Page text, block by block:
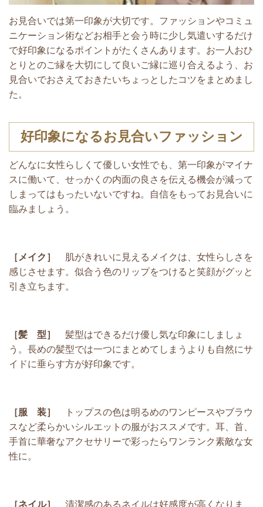
お見合いでは第一印象が大切です。ファッションやコミュ
ニケーション術などお相手と会う時に少し気遣いするだけ
で好印象になるポイントがたくさんあります。お一人おひ
とりとのご縁を大切にして良いご縁に巡り合えるよう、お
見合いでおさえておきたいちょっとしたコツをまとめまし
た。
好印象になるお見合いファッション
どんなに女性らしくて優しい女性でも、第一印象がマイナ
スに働いて、せっかくの内面の良さを伝える機会が減って
しまってはもったいないですね。自信をもってお見合いに
臨みましょう。
［メイク］
肌がきれいに見えるメイクは、女性らしさを
感じさせます。似合う色のリップをつけると笑顔がグッと
引き立ちます。
［髪 型］ 髪型はできるだけ優し気な印象にしましょ
う。長めの髪型では一つにまとめてしまうよりも自然にサ
イドに垂らす方が好印象です。
［服 装］
トップスの色は明るめのワンピースやブラウ
スなど柔らかいシルエットの服がおススメです。耳、首、
手首に華奢なアクセサリーで彩ったらワンランク素敵な女
性に。
［ネイル］
清潔感のあるネイルは好感度が高くなりま